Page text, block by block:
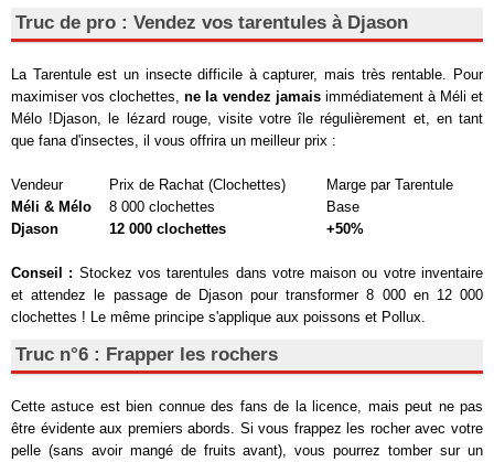
Truc de pro : Vendez vos tarentules à Djason
La Tarentule est un insecte difficile à capturer, mais très rentable. Pour
maximiser vos clochettes,ne la vendez jamaisimmédiatement à Méli et
Mélo !Djason, le lézard rouge, visite votre île régulièrement et, en tant
que fana d'insectes, il vous offrira un meilleur prix :
Vendeur Prix de Rachat (Clochettes)
Marge par Tarentule
Méli & Mélo
8 000 clochettes
Base
Djason
12 000 clochettes +50%
Conseil : Stockez vos tarentules dans votre maison ou votre inventaire
et attendez le passage de Djason pour transformer 8 000 en 12 000
clochettes ! Le même principe s'applique aux poissons et Pollux.
Truc n°6 : Frapper les rochers
Cette astuce est bien connue des fans de la licence, mais peut ne pas
être évidente aux premiers abords. Si vous frappez les rocher avec votre
pelle (sans avoir mangé de fruits avant), vous pourrez tomber sur un